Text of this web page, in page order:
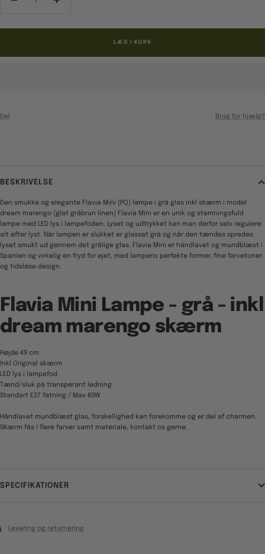
Reducér
Forøg
LÆG I KURV
Del Brug for hjælp?
BESKRIVELSE
Den smukke og elegante Flavia Mini (PQ) lampe i grå glas inkl skærm i model
dream marengo (glat gråbrun linen) Flavia Mini er en unik og stemningsfuld
lampe med LED lys i lampefoden. Lyset og udtrykket kan man derfor selv regulere
alt efter lyst. Når lampen er slukket er glasset grå og når den tændes spredes
lyset smukt ud gennem det grålige glas. Flavia Mini er håndlavet og mundblæst i
Spanien og virkelig en fryd for øjet, med lampens perfekte former, fine farvetoner
og tidsløse design.
Flavia Mini Lampe - grå - inkl
dream marengo skærm
Højde 49 cm
Inkl Original skærm
LED lys i lampefod
Tænd/sluk på transperant ledning
Standart E27 fatning / Max 60W
Håndlavet mundblæst glas, forskellighed kan forekomme og er del af charmen.
SKærm fås i flere farver samt materiale, kontakt os gerne.
SPECIFIKATIONER
Levering og returnering